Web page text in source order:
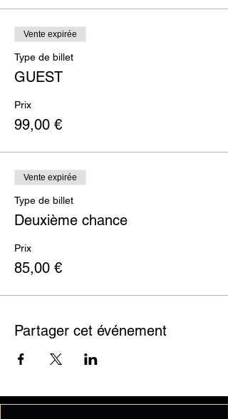
Vente expirée
Type de billet
GUEST
Prix
99,00 €
Vente expirée
Type de billet
Deuxième chance
Prix
85,00 €
Partager cet événement